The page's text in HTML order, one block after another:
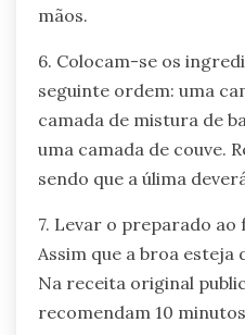
mãos.
6. Colocam-se os
seguinte ordem: uma
camada de mistura de
uma camada de couve.
sendo que a úlima
7. Levar o preparado
Assim que a broa
Na receita original
recomendam 10